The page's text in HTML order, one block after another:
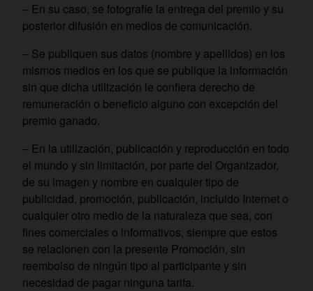
– En su caso, se fotografíe la entrega del premio y su
posterior difusión en medios de comunicación.
– Se publiquen sus datos (nombre y apellidos) en los
mismos medios en los que se publique la información
sin que dicha utilización le confiera derecho de
remuneración o beneficio alguno con excepción del
premio ganado.
– En la utilización, publicación y reproducción en todo
el mundo y sin limitación, por parte del Organizador,
de su imagen y nombre en cualquier tipo de
publicidad, promoción, publicación, incluido Internet o
cualquier otro medio de la naturaleza que sea, con
fines comerciales o informativos, siempre que estos
se relacionen con la presente Promoción, sin
reembolso de ningún tipo al participante y sin
necesidad de pagar ninguna tarifa.